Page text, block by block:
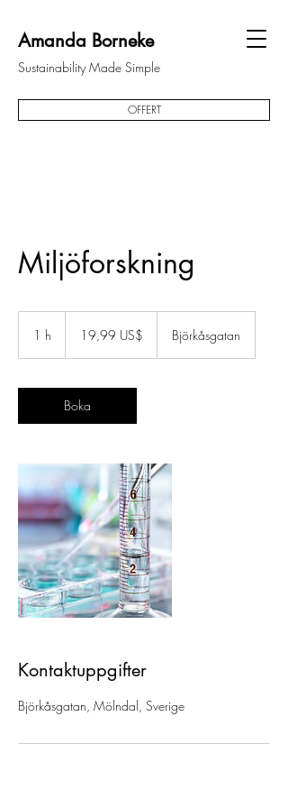
Amanda Borneke
Sustainability Made Simple
OFFERT
Miljöforskning
1 h 19,99 US$ Björkåsgatan
Boka
Kontaktuppgifter
Björkåsgatan, Mölndal, Sverige